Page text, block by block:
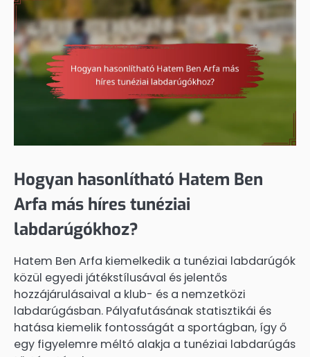
Hogyan hasonlítható Hatem Ben
Arfa más híres tunéziai
labdarúgókhoz?
Hatem Ben Arfa kiemelkedik a tunéziai labdarúgók
közül egyedi játékstílusával és jelentős
hozzájárulásaival a klub- és a nemzetközi
labdarúgásban. Pályafutásának statisztikái és
hatása kiemelik fontosságát a sportágban, így ő
egy figyelemre méltó alakja a tunéziai labdarúgás